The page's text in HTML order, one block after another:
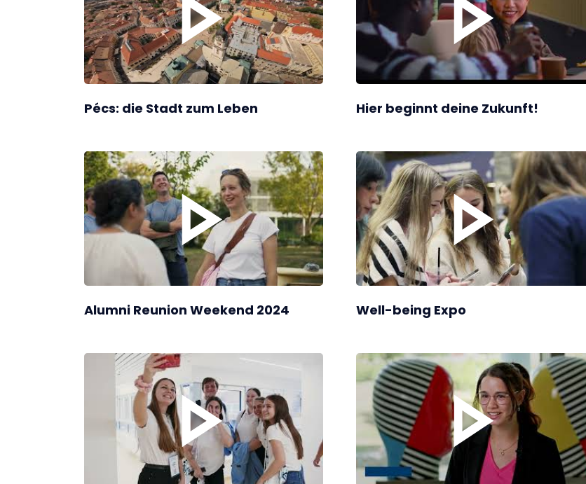
Pécs: die Stadt zum Leben Hier beginnt deine Zukunft!
Alumni Reunion Weekend 2024 Well-being Expo